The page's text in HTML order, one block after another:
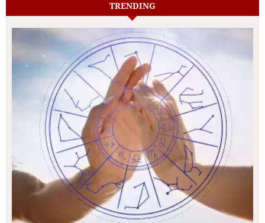
TRENDING